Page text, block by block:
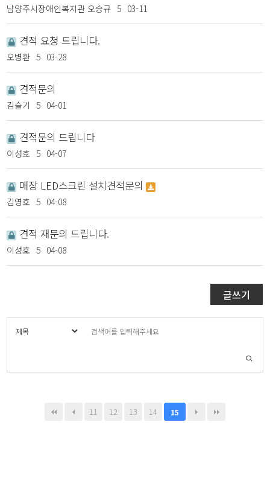
남양주시장애인복지관 오승규 5 03-11
견적 요청 드립니다.
오병환 5 03-28
견적문의
김슬기 5 04-01
견적문의 드립니다
이성호 5 04-07
매장 LED스크린 설치견적문의
김영호 5 04-08
견적 재문의 드립니다.
이성호 5 04-08
글쓰기
11 12 13 14 15